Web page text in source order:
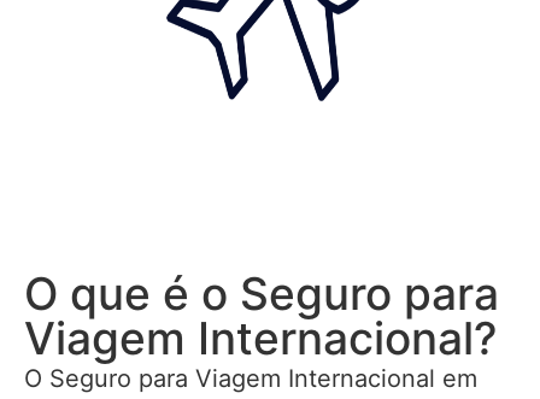
O que é o Seguro para
Viagem Internacional?
O Seguro para Viagem Internacional em